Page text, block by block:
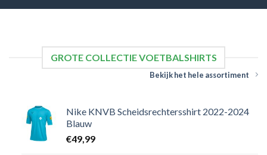
GROTE COLLECTIE VOETBALSHIRTS
Bekijk het hele assortiment
Nike KNVB Scheidsrechtersshirt 2022-2024
Blauw
€49,99